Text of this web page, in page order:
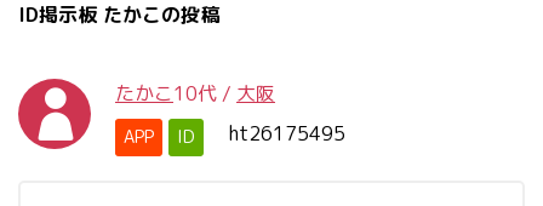
ID掲示板 たかこの投稿
たかこ10代 / 大阪
APP ID ht26175495